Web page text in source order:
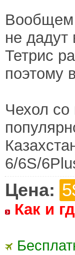
Вообщем
не дадут
Тетрис
поэтому
Чехол со
6/6S/
Цена:
Как и